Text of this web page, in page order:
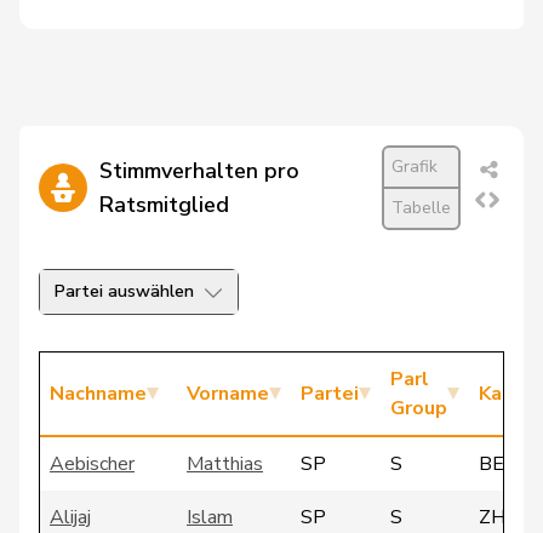
Stimmverhalten pro
Ratsmitglied
Grafik
Tabelle
Partei auswählen
Nachname Vorname Partei
Parl
Group
Aebischer Matthias SP S
BE
Alijaj
Islam SP S
ZH